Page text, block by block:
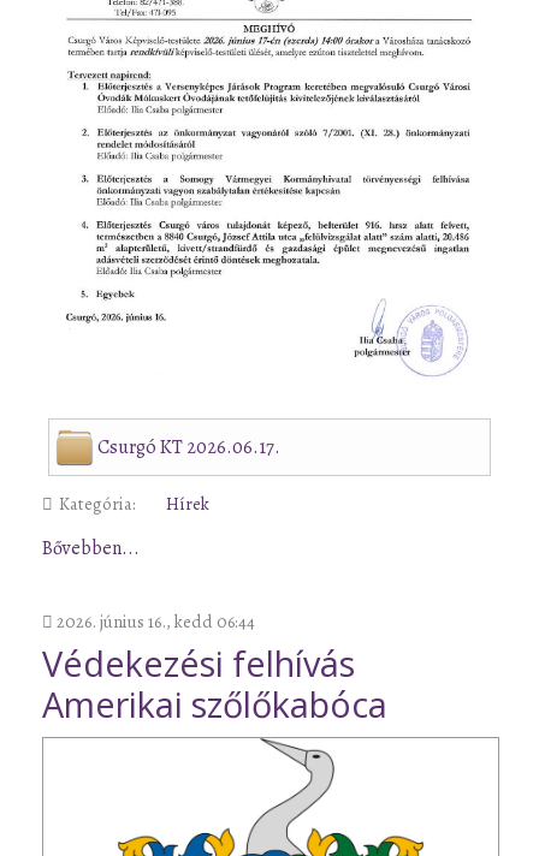
Csurgó KT 2026.06.17.
Kategória: Hírek
Bővebben...
2026. június 16., kedd 06:44
Védekezési felhívás
Amerikai szőlőkabóca